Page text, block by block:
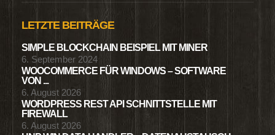
LETZTE BEITRÄGE
SIMPLE BLOCKCHAIN BEISPIEL MIT MINER
6. September 2024
WOOCOMMERCE FÜR WINDOWS – SOFTWARE
VON ...
6. August 2026
WORDPRESS REST API SCHNITTSTELLE MIT
FIREWALL
6. August 2026